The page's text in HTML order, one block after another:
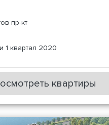
пр-кт
1 квартал 2020
квартиры